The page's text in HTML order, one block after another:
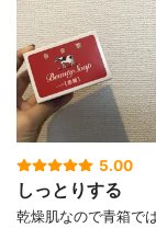
5.00
しっとりする
乾燥肌なので青箱で